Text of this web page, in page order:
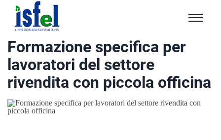
Isfel
Istituto
specialistico
formazione
e
lavoro
Formazione specifica per
lavoratori del settore
rivendita con piccola officina